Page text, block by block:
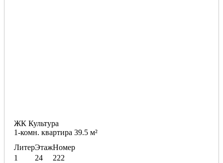
ЖК Культура
1-комн. квартира 39.5 м²
Литер
1
Этаж
24
Номер
222